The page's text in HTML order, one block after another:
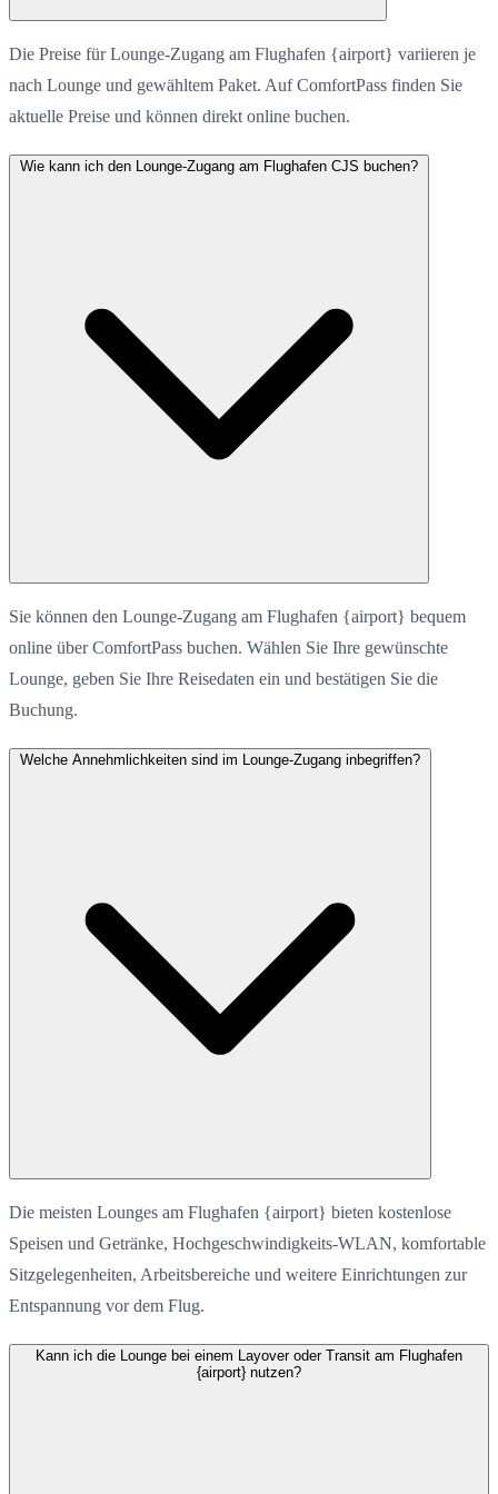
Die Preise für Lounge-Zugang am Flughafen {airport} variieren je
nach Lounge und gewähltem Paket. Auf ComfortPass finden Sie
aktuelle Preise und können direkt online buchen.
Wie kann ich den Lounge-Zugang am Flughafen CJS buchen?
Sie können den Lounge-Zugang am Flughafen {airport} bequem
online über ComfortPass buchen. Wählen Sie Ihre gewünschte
Lounge, geben Sie Ihre Reisedaten ein und bestätigen Sie die
Buchung.
Welche Annehmlichkeiten sind im Lounge-Zugang inbegriffen?
Die meisten Lounges am Flughafen {airport} bieten kostenlose
Speisen und Getränke, Hochgeschwindigkeits-WLAN, komfortable
Sitzgelegenheiten, Arbeitsbereiche und weitere Einrichtungen zur
Entspannung vor dem Flug.
Kann ich die Lounge bei einem Layover oder Transit am Flughafen
{airport} nutzen?